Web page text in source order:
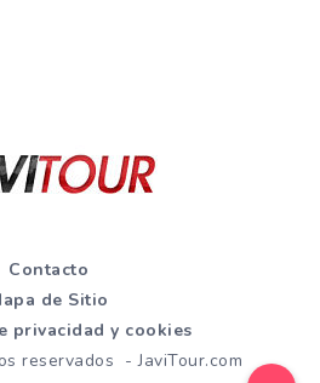
Contacto
de Sitio
privacidad y cookies
reservados - JaviTour.com